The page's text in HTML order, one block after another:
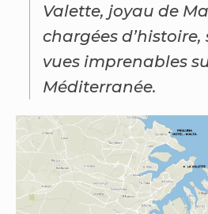
Valette, joyau de
chargées
vues imprenables
Méditerranée.